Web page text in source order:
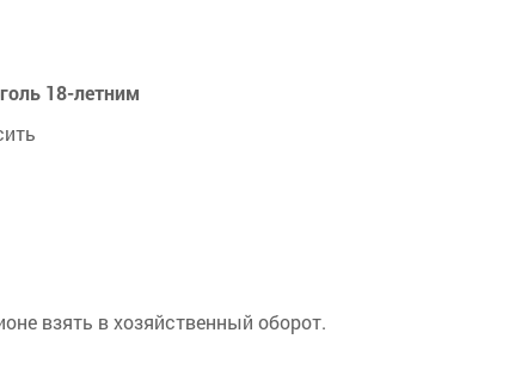
18-летним
взять в хозяйственный оборот.